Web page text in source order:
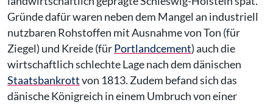
Gründe dafür waren neben dem Mangel an industriell
nutzbaren Rohstoffen mit Ausnahme von Ton (für
Ziegel) und Kreide (fürPortlandcement) auch die
wirtschaftlich schlechte Lage nach dem dänischen
Staatsbankrottvon 1813. Zudem befand sich das
dänische Königreich in einem Umbruch von einer